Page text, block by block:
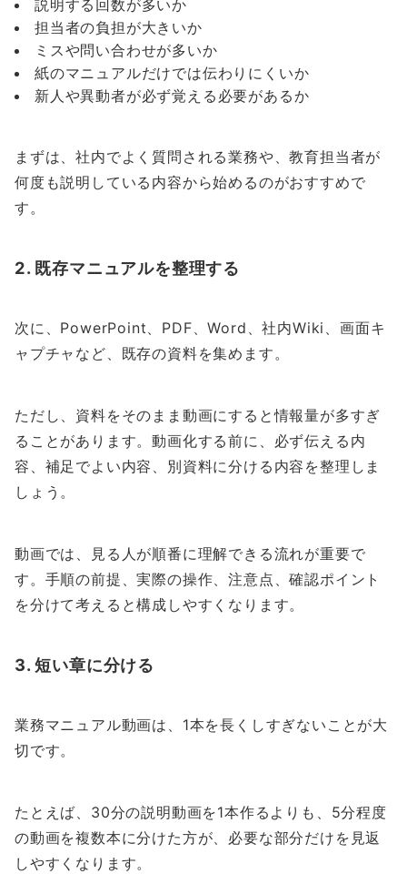
説明する回数が多いか
担当者の負担が大きいか
ミスや問い合わせが多いか
紙のマニュアルだけでは伝わりにくいか
新人や異動者が必ず覚える必要があるか
まずは、社内でよく質問される業務や、教育担当者が
何度も説明している内容から始めるのがおすすめで
す。
2. 既存マニュアルを整理する
次に、PowerPoint、PDF、Word、社内Wiki、画面キ
ャプチャなど、既存の資料を集めます。
ただし、資料をそのまま動画にすると情報量が多すぎ
ることがあります。動画化する前に、必ず伝える内
容、補足でよい内容、別資料に分ける内容を整理しま
しょう。
動画では、見る人が順番に理解できる流れが重要で
す。手順の前提、実際の操作、注意点、確認ポイント
を分けて考えると構成しやすくなります。
3. 短い章に分ける
業務マニュアル動画は、1本を長くしすぎないことが大
切です。
たとえば、30分の説明動画を1本作るよりも、5分程度
の動画を複数本に分けた方が、必要な部分だけを見返
しやすくなります。